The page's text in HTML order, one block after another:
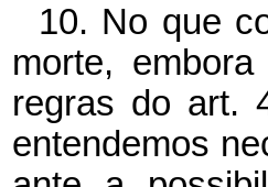
10. No que
morte,
regras do art.
entendemos